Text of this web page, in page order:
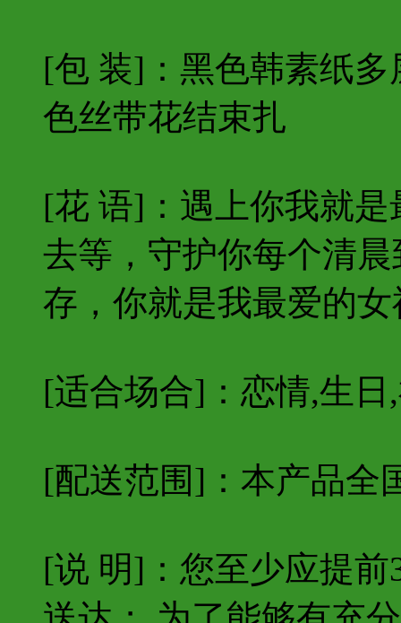
[包 装]：黑色韩素纸
色丝带花结束扎
[花 语]：遇上你我就
去等，守护你每个清
存，你就是我最爱的女
[适合场合]：恋情,生日
[配送范围]：本产品全
[说 明]：您至少应提